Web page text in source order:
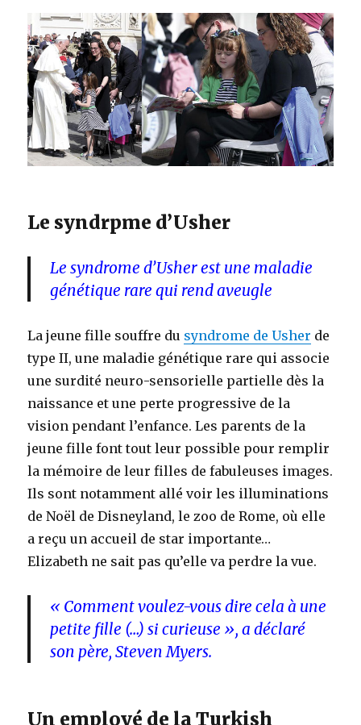
Le syndrpme d’Usher
Le syndrome d’Usher est une maladie
génétique rare qui rend aveugle
La jeune fille souffre du syndrome de Usher de
type II, une maladie génétique rare qui associe
une surdité neuro-sensorielle partielle dès la
naissance et une perte progressive de la
vision pendant l’enfance. Les parents de la
jeune fille font tout leur possible pour remplir
la mémoire de leur filles de fabuleuses images.
Ils sont notamment allé voir les illuminations
de Noël de Disneyland, le zoo de Rome, où elle
a reçu un accueil de star importante…
Elizabeth ne sait pas qu’elle va perdre la vue.
« Comment voulez-vous dire cela à une
petite fille (…) si curieuse », a déclaré
son père, Steven Myers.
Un employé de la Turkish